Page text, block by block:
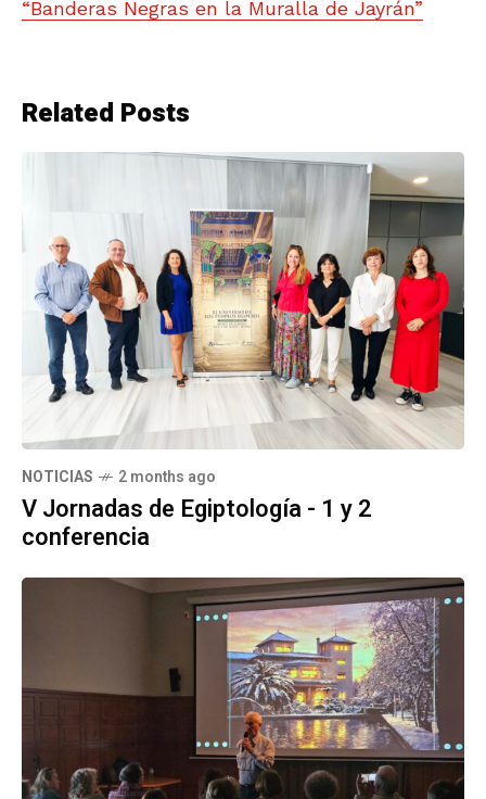
“Banderas Negras en la Muralla de Jayrán”
Related Posts
NOTICIAS 2 months ago
V Jornadas de Egiptología - 1 y 2
conferencia